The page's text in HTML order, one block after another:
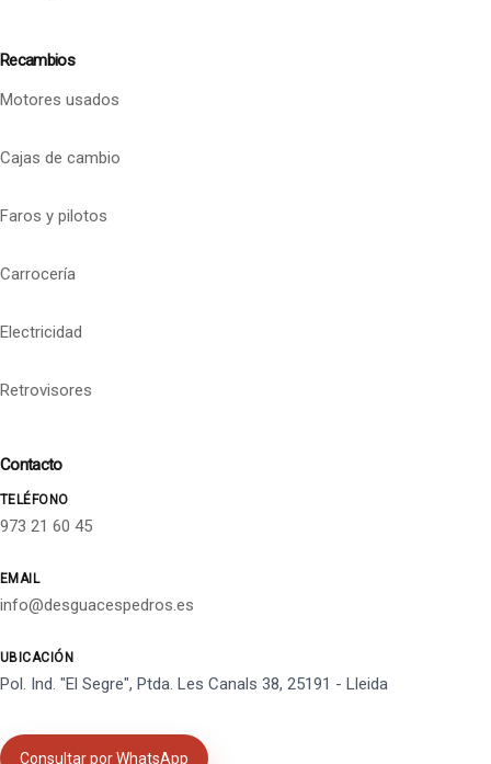
Recambios
Motores usados
Cajas de cambio
Faros y pilotos
Carrocería
Electricidad
Retrovisores
Contacto
TELÉFONO
973 21 60 45
EMAIL
info@desguacespedros.es
UBICACIÓN
Pol. Ind. "El Segre", Ptda. Les Canals 38, 25191 - Lleida
Consultar por WhatsApp